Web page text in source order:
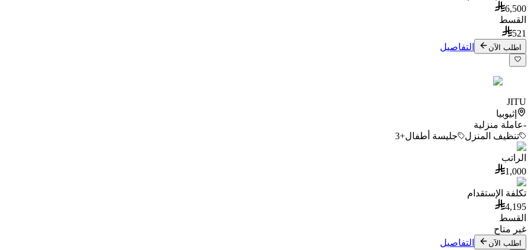
6,500
القسط
521
اطلب الآن التفاصيل
JITU
إثيوبيا
-عاملة منزلية
تنظيف المنزل
جليسة أطفال+3
الراتب
1,000
تكلفة الإستقدام
4,195
القسط
غير متاح
اطلب الآن التفاصيل